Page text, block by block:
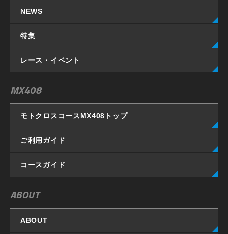
NEWS
特集
レース・イベント
MX408
モトクロスコースMX408 トップ
ご利用ガイド
コースガイド
ABOUT
ABOUT